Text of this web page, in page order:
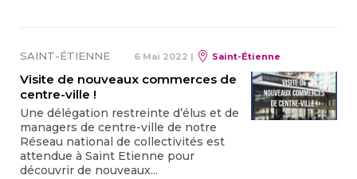
SAINT-ÉTIENNE 6 Mai 2022 | Saint-Étienne
Visite de nouveaux commerces de
centre-ville !
Une délégation restreinte d’élus et de
managers de centre-ville de notre
Réseau national de collectivités est
attendue à Saint Etienne pour
découvrir de nouveaux...